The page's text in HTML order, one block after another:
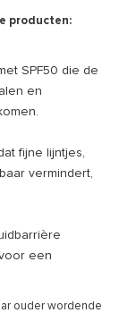
producten:
SPF50 die de
en
fijne lijntjes,
vermindert,
een
ouder wordende